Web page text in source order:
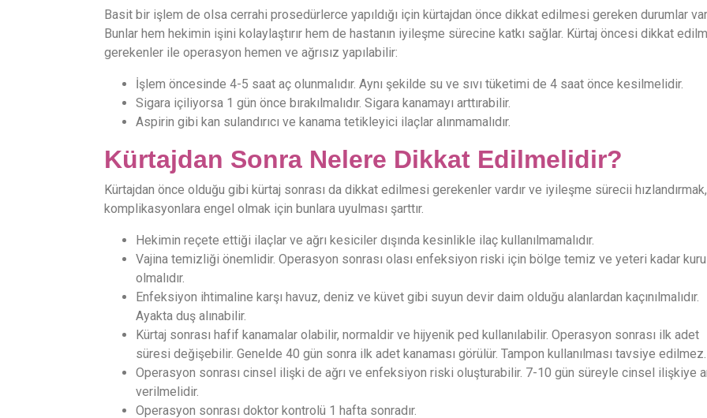
Basit bir işlem de olsa cerrahi prosedürlerce yapıldığı için kürtajdan önce dikkat edilmesi gereken durumlar
Bunlar hem hekimin işini kolaylaştırır hem de hastanın iyileşme sürecine katkı sağlar. Kürtaj öncesi dikkat
gerekenler ile operasyon hemen ve ağrısız yapılabilir:
İşlem öncesinde 4-5 saat aç olunmalıdır. Aynı şekilde su ve sıvı tüketimi de 4 saat önce kesilmelidir.
Sigara içiliyorsa 1 gün önce bırakılmalıdır. Sigara kanamayı arttırabilir.
Aspirin gibi kan sulandırıcı ve kanama tetikleyici ilaçlar alınmamalıdır.
Kürtajdan Sonra Nelere Dikkat Edilmelidir?
Kürtajdan önce olduğu gibi kürtaj sonrası da dikkat edilmesi gerekenler vardır ve iyileşme sürecii hızlandırmak,
komplikasyonlara engel olmak için bunlara uyulması şarttır.
Hekimin reçete ettiği ilaçlar ve ağrı kesiciler dışında kesinlikle ilaç kullanılmamalıdır.
Vajina temizliği önemlidir. Operasyon sonrası olası enfeksiyon riski için bölge temiz ve yeteri kadar kuru
olmalıdır.
Enfeksiyon ihtimaline karşı havuz, deniz ve küvet gibi suyun devir daim olduğu alanlardan kaçınılmalıdır.
Ayakta duş alınabilir.
Kürtaj sonrası hafif kanamalar olabilir, normaldir ve hijyenik ped kullanılabilir. Operasyon sonrası ilk adet
süresi değişebilir. Genelde 40 gün sonra ilk adet kanaması görülür. Tampon kullanılması tavsiye edilmez.
Operasyon sonrası cinsel ilişki de ağrı ve enfeksiyon riski oluşturabilir. 7-10 gün süreyle cinsel ilişkiye
verilmelidir.
Operasyon sonrası doktor kontrolü 1 hafta sonradır.